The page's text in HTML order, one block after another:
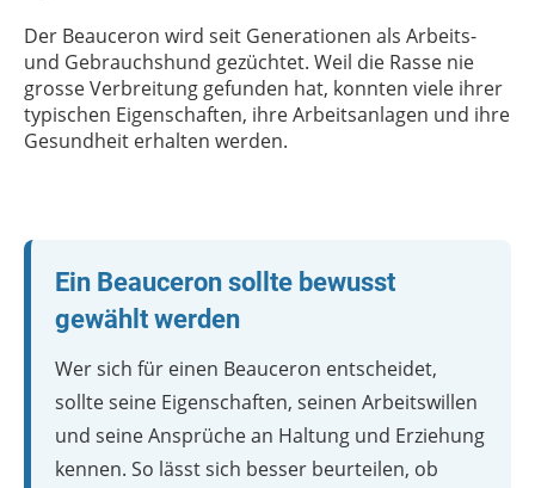
Der Beauceron wird seit Generationen als Arbeits-
und Gebrauchshund gezüchtet. Weil die Rasse nie
grosse Verbreitung gefunden hat, konnten viele ihrer
typischen Eigenschaften, ihre Arbeitsanlagen und ihre
Gesundheit erhalten werden.
Ein Beauceron sollte bewusst
gewählt werden
Wer sich für einen Beauceron entscheidet,
sollte seine Eigenschaften, seinen Arbeitswillen
und seine Ansprüche an Haltung und Erziehung
kennen. So lässt sich besser beurteilen, ob